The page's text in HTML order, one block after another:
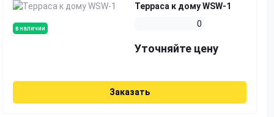
в наличии
Терраса к дому WSW-1
0
Уточняйте цену
Заказать